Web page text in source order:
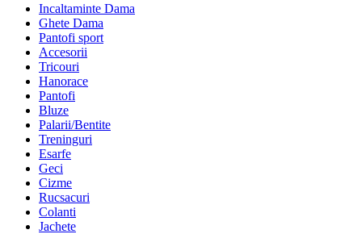
Incaltaminte Dama
Ghete Dama
Pantofi sport
Accesorii
Tricouri
Hanorace
Pantofi
Bluze
Palarii/Bentite
Treninguri
Esarfe
Geci
Cizme
Rucsacuri
Colanti
Jachete